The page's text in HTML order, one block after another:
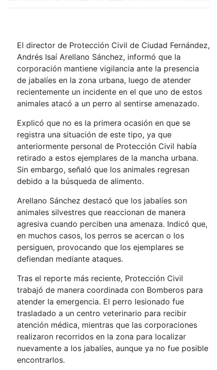
El director de Protección Civil de Ciudad Fernández,
Andrés Isaí Arellano Sánchez, informó que la
corporación mantiene vigilancia ante la presencia
de jabalíes en la zona urbana, luego de atender
recientemente un incidente en el que uno de estos
animales atacó a un perro al sentirse amenazado.
Explicó que no es la primera ocasión en que se
registra una situación de este tipo, ya que
anteriormente personal de Protección Civil había
retirado a estos ejemplares de la mancha urbana.
Sin embargo, señaló que los animales regresan
debido a la búsqueda de alimento.
Arellano Sánchez destacó que los jabalíes son
animales silvestres que reaccionan de manera
agresiva cuando perciben una amenaza. Indicó que,
en muchos casos, los perros se acercan o los
persiguen, provocando que los ejemplares se
defiendan mediante ataques.
Tras el reporte más reciente, Protección Civil
trabajó de manera coordinada con Bomberos para
atender la emergencia. El perro lesionado fue
trasladado a un centro veterinario para recibir
atención médica, mientras que las corporaciones
realizaron recorridos en la zona para localizar
nuevamente a los jabalíes, aunque ya no fue posible
encontrarlos.